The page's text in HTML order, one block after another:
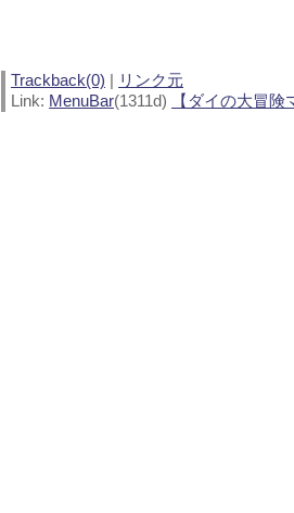
Trackback(0) | リンク元
Link: MenuBar(1311d) 【ダイの大冒険